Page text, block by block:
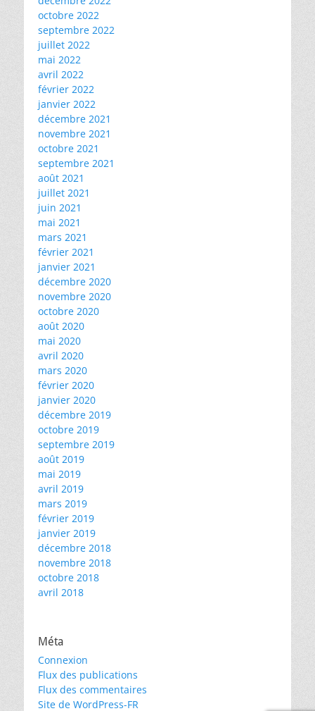
octobre 2022
septembre 2022
juillet 2022
mai 2022
avril 2022
février 2022
janvier 2022
décembre 2021
novembre 2021
octobre 2021
septembre 2021
août 2021
juillet 2021
juin 2021
mai 2021
mars 2021
février 2021
janvier 2021
décembre 2020
novembre 2020
octobre 2020
août 2020
mai 2020
avril 2020
mars 2020
février 2020
janvier 2020
décembre 2019
octobre 2019
septembre 2019
août 2019
mai 2019
avril 2019
mars 2019
février 2019
janvier 2019
décembre 2018
novembre 2018
octobre 2018
avril 2018
Méta
Connexion
Flux des publications
Flux des commentaires
Site de WordPress-FR